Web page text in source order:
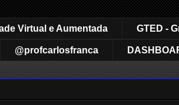
Virtual e Aumentada GTED -
@profcarlosfranca